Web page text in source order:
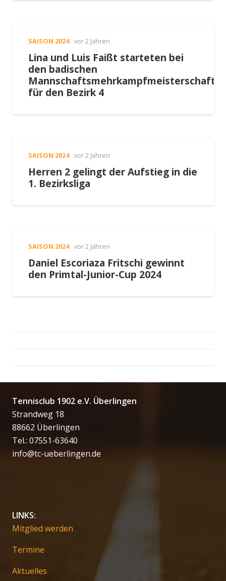
SAISON 2024 vor 2 Jahren
Lina und Luis Faißt starteten bei
den badischen
für den Bezirk 4
SAISON 2024 vor 2 Jahren
Herren 2 gelingt der Aufstieg in die
1. Bezirksliga
SAISON 2024 vor 2 Jahren
Daniel Escoriaza Fritschi gewinnt
den Primtal-Junior-Cup 2024
Tennisclub 1902 e.V. Überlingen
Strandweg 18
88662 Überlingen
Tel.: 07551-63640
info@tc-ueberlingen.de
LINKS:
Mitglied werden
Termine
Aktuelles